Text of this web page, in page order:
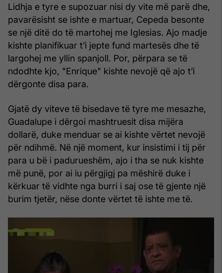
Lidhja e tyre e supozuar nisi dy vite më parë dhe,
pavarësisht se ishte e martuar, Cepeda besonte
se një ditë do të martohej me Iglesias. Ajo madje
kishte planifikuar t’i jepte fund martesës dhe të
largohej me yllin spanjoll. Por, përpara se të
ndodhte kjo, "Enrique" kishte nevojë që ajo t’i
dërgonte disa para.
Gjatë dy viteve të bisedave të tyre me mesazhe,
Guadalupe i dërgoi mashtruesit disa mijëra
dollarë, duke menduar se ai kishte vërtet nevojë
për ndihmë. Në një moment, kur insistimi i tij për
para u bë i padurueshëm, ajo i tha se nuk kishte
më punë, por ai iu përgjigj pa mëshirë duke i
kërkuar të vidhte nga burri i saj ose të gjente një
burim tjetër, nëse donte vërtet të ishte me të.